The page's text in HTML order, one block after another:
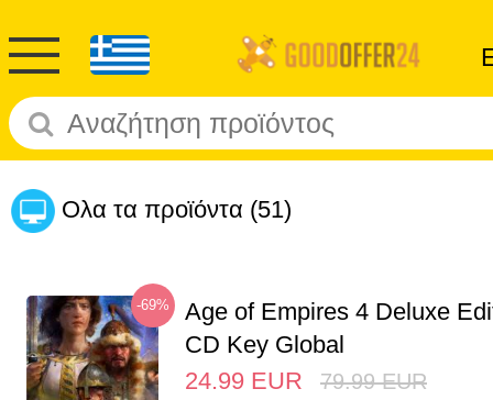
Ολα τα προϊόντα (51)
-69%
Age of Empires 4 Deluxe
CD Key Global
24.99 EUR 79.99 EUR